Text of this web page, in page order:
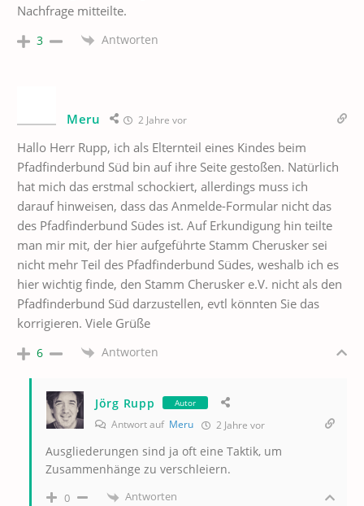
Nachfrage mitteilte.
3 Antworten
Meru 2 Jahre vor
Hallo Herr Rupp, ich als Elternteil eines Kindes beim
Pfadfinderbund Süd bin auf ihre Seite gestoßen. Natürlich
hat mich das erstmal schockiert, allerdings muss ich
darauf hinweisen, dass das Anmelde-Formular nicht das
des Pfadfinderbund Südes ist. Auf Erkundigung hin teilte
man mir mit, der hier aufgeführte Stamm Cherusker sei
nicht mehr Teil des Pfadfinderbund Südes, weshalb ich es
hier wichtig finde, den Stamm Cherusker e.V. nicht als den
Pfadfinderbund Süd darzustellen, evtl könnten Sie das
korrigieren. Viele Grüße
6 Antworten
Jörg Rupp Autor
Antwort auf Meru 2 Jahre vor
Ausgliederungen sind ja oft eine Taktik, um
Zusammenhänge zu verschleiern.
0 Antworten